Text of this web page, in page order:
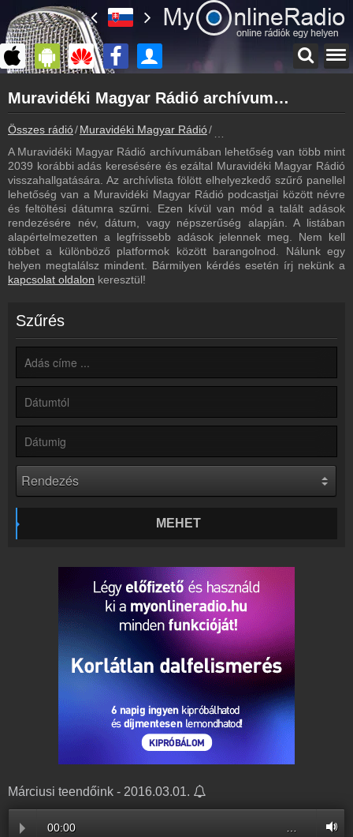
myonlineradio.hu
Muravidéki Magyar Rádió
Vissza a Muravidéki Magyar Rádió oldalára
Bejelentkezés
Hozz létre saját fiókot!
Most szól
Tudd meg mi szólt eddig
Frekvenciák
Muravidéki Magyar Rádió frekvencia
Műsorújság
Kapcsolat
Írj nekünk!
Partnerek
Rádiós partnerek
Ágyazd be weboldaladba
Készítés lépésről lépésre
Muravidéki Magyar Rádió archívum - Muravidéki Magyar Rádió podcasts - Muravidéki Magyar Rádió visszahallgatás
Összes rádió Muravidéki Magyar Rádió
A Muravidéki Magyar Rádió archívumában lehetőség van több mint
2039 korábbi adás keresésére és ezáltal Muravidéki Magyar Rádió
visszahallgatására. Az archívlista fölött elhelyezkedő szűrő panellel
lehetőség van a Muravidéki Magyar Rádió podcastjai között névre
és feltöltési dátumra szűrni. Ezen kívül van mód a talált adások
rendezésére név, dátum, vagy népszerűség alapján. A listában
alapértelmezetten a legfrissebb adások jelennek meg. Nem kell
többet a különböző platformok között barangolnod. Nálunk egy
helyen megtalálsz mindent. Bármilyen kérdés esetén írj nekünk a
kapcsolat oldalon keresztül!
Szűrés
MEHET
Márciusi teendőink - 2016.03.01.
00:00